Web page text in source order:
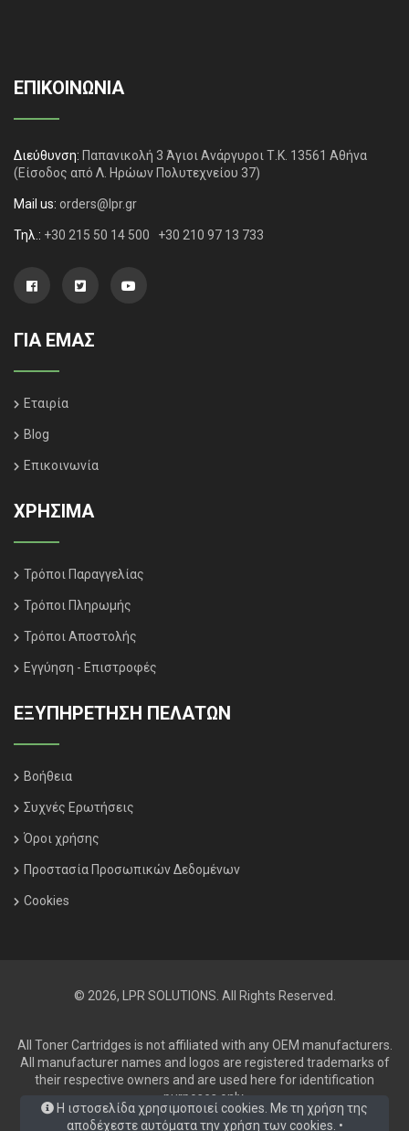
ΕΠΙΚΟΙΝΩΝΙΑ
Διεύθυνση: Παπανικολή 3 Άγιοι Ανάργυροι Τ.Κ. 13561 Αθήνα
(Είσοδος από Λ. Ηρώων Πολυτεχνείου 37)
Mail us: orders@lpr.gr
Τηλ.: +30 215 50 14 500 +30 210 97 13 733
ΓΙΑ ΕΜΑΣ
Εταιρία
Blog
Επικοινωνία
ΧΡΗΣΙΜΑ
Τρόποι Παραγγελίας
Τρόποι Πληρωμής
Τρόποι Αποστολής
Εγγύηση - Επιστροφές
ΕΞΥΠΗΡΈΤΗΣΗ ΠΕΛΑΤΏΝ
Βοήθεια
Συχνές Ερωτήσεις
Όροι χρήσης
Προστασία Προσωπικών Δεδομένων
Cookies
© 2026, LPR SOLUTIONS. All Rights Reserved.
All Toner Cartridges is not affiliated with any OEM manufacturers.
All manufacturer names and logos are registered trademarks of
their respective owners and are used here for identification
purposes only.
Η ιστοσελίδα χρησιμοποιεί cookies. Με τη χρήση της
αποδέχεστε αυτόματα την χρήση των cookies. •